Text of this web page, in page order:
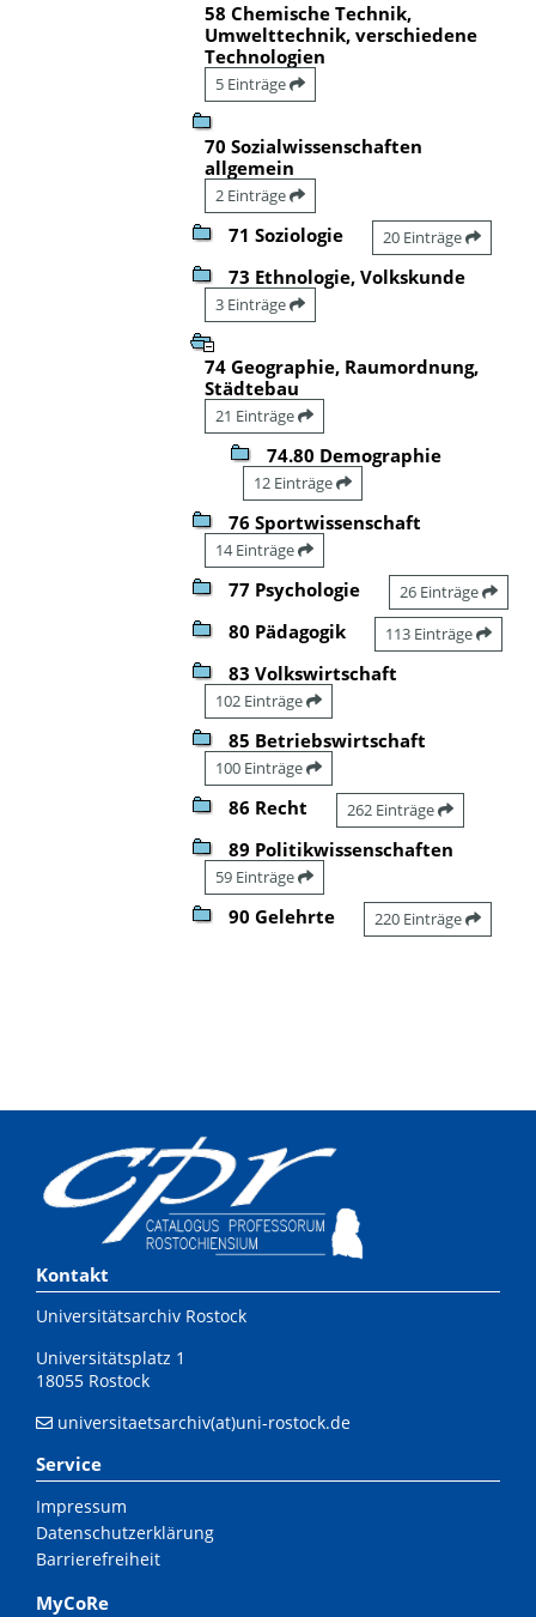
58 Chemische Technik,
Umwelttechnik, verschiedene
Technologien
5 Einträge
70 Sozialwissenschaften
allgemein
2 Einträge
71 Soziologie 20 Einträge
73 Ethnologie, Volkskunde
3 Einträge
74 Geographie, Raumordnung,
Städtebau
21 Einträge
74.80 Demographie
12 Einträge
76 Sportwissenschaft
14 Einträge
77 Psychologie 26 Einträge
80 Pädagogik 113 Einträge
83 Volkswirtschaft
102 Einträge
85 Betriebswirtschaft
100 Einträge
86 Recht 262 Einträge
89 Politikwissenschaften
59 Einträge
90 Gelehrte 220 Einträge
Kontakt
Universitätsarchiv Rostock
Universitätsplatz 1
18055 Rostock
universitaetsarchiv(at)uni-rostock.de
Service
Impressum
Datenschutzerklärung
Barrierefreiheit
MyCoRe